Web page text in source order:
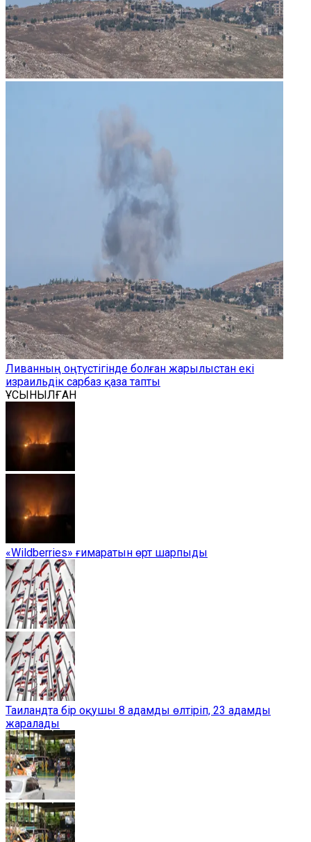
Ливанның оңтүстігінде болған жарылыстан екі
израильдік сарбаз қаза тапты
ҰСЫНЫЛҒАН
«Wildberries» ғимаратын өрт шарпыды
Таиландта бір оқушы 8 адамды өлтіріп, 23 адамды
жаралады